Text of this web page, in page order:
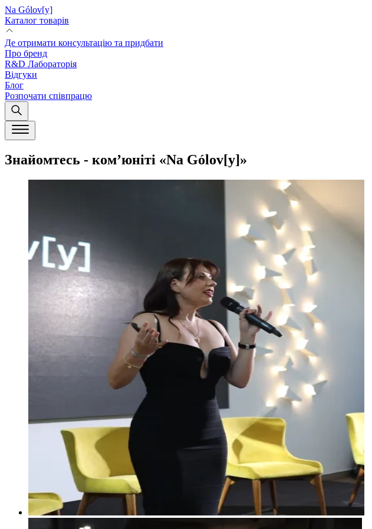
Na Gólov[y]
Каталог товарів
Де отримати консультацію та придбати
Про бренд
R&D Лабораторія
Відгуки
Блог
Розпочати співпрацю
Знайомтесь - ком’юніті «Na Gólov[y]»